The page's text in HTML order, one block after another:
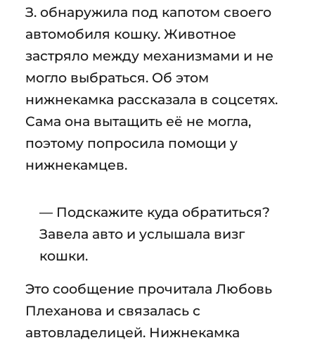
З. обнаружила под капотом своего
автомобиля кошку. Животное
застряло между механизмами и не
могло выбраться. Об этом
нижнекамка рассказала в соцсетях.
Сама она вытащить её не могла,
поэтому попросила помощи у
нижнекамцев.
— Подскажите куда обратиться?
Завела авто и услышала визг
кошки.
Это сообщение прочитала Любовь
Плеханова и связалась с
автовладелицей. Нижнекамка